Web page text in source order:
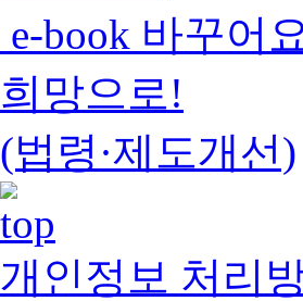
e-book 바꾸어
희망으로!
(법령·제도개선)
개인정보 처리